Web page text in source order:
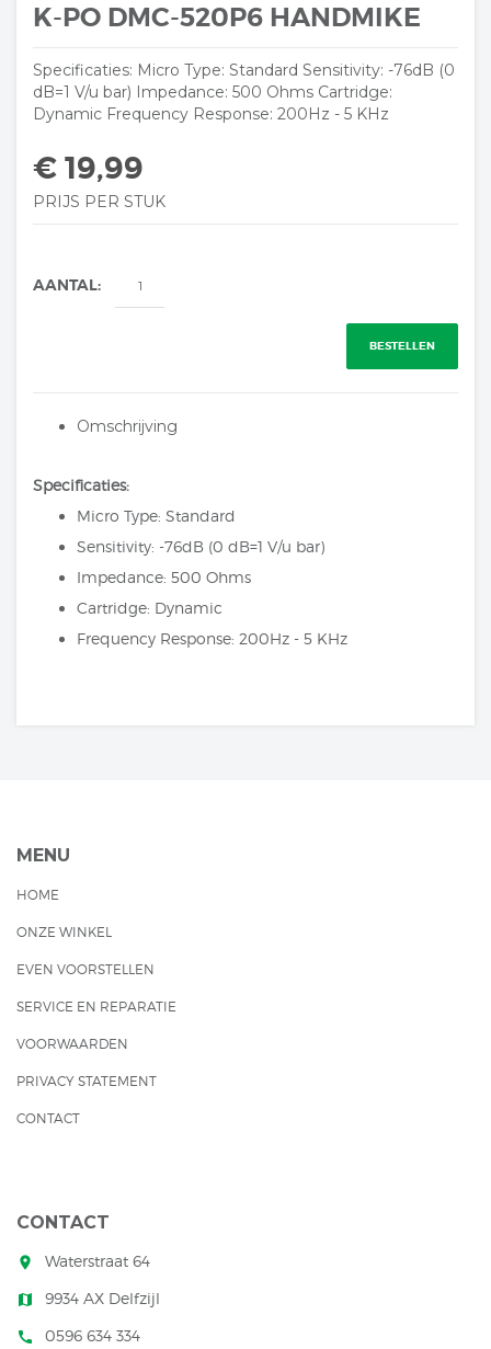
K-PO DMC-520P6 HANDMIKE
Specificaties: Micro Type: Standard Sensitivity: -76dB (0
dB=1 V/u bar) Impedance: 500 Ohms Cartridge:
Dynamic Frequency Response: 200Hz - 5 KHz
€ 19,99
PRIJS PER STUK
AANTAL:
BESTELLEN
Omschrijving
Specificaties:
Micro Type: Standard
Sensitivity: -76dB (0 dB=1 V/u bar)
Impedance: 500 Ohms
Cartridge: Dynamic
Frequency Response: 200Hz - 5 KHz
MENU
HOME
ONZE WINKEL
EVEN VOORSTELLEN
SERVICE EN REPARATIE
VOORWAARDEN
PRIVACY STATEMENT
CONTACT
CONTACT
room Waterstraat 64
map 9934 AX Delfzijl
call 0596 634 334